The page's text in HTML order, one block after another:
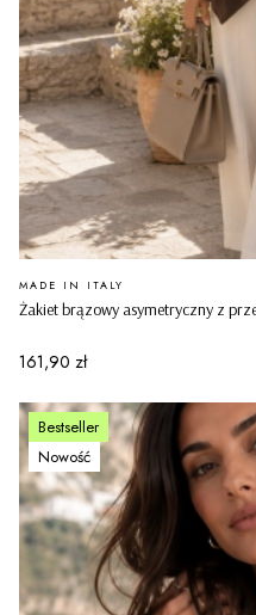
Żakiet brązowy asymetryczny z
PRODUCENT
MADE IN ITALY
Cena
161,90 zł
Bestseller
Nowość